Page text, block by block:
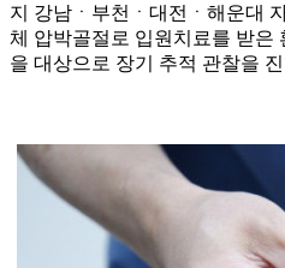
지 강남ㆍ부천ㆍ대전ㆍ해운대
체 압박골절로 입원치료를 받은
을 대상으로 장기 추적 관찰을